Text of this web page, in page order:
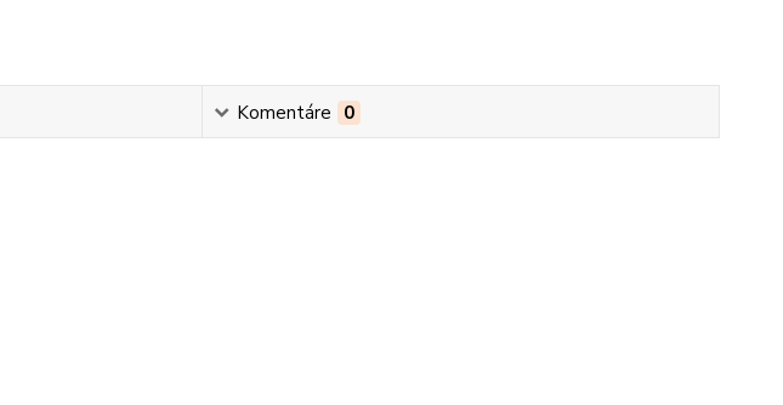
Komentáre 0